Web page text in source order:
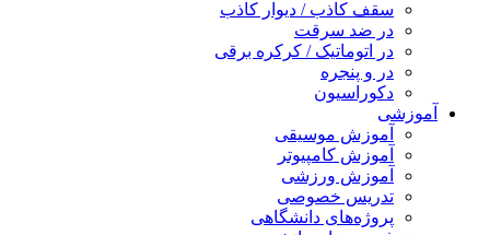
سقف کاذب / دیوار کاذب
در ضد سرقت
در اتوماتیک / کرکره برقی
در و پنجره
دکوراسیون
آموزشی
آموزش موسیقی
آموزش کامپیوتر
آموزش ورزشی
تدریس خصوصی
پروژه‌های دانشگاهی